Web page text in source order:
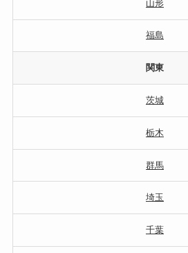
山形
福島
関東
茨城
栃木
群馬
埼玉
千葉